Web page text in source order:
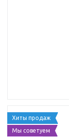
Хиты продаж
Мы советуем